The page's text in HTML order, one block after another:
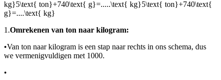
kg}5\text{ ton}+740\text{ g}=.....\text{ kg}5\text{ ton}+740\text{
g}=....\text{ kg}
1.Omrekenen van ton naar kilogram:
•Van ton naar kilogram is een stap naar rechts in ons schema, dus
we vermenigvuldigen met 1000.
•